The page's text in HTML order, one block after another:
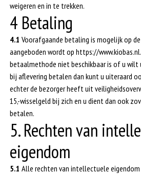
weigeren en in te trekken.
4 Betaling
4.1 Voorafgaande betaling is mogelijk op
aangeboden wordt op https://
betaalmethode niet beschikbaar is of u
bij aflevering betalen dan kunt u uiteraard
echter de bezorger heeft uit
15,-wisselgeld bij zich en u dient dan ook
betalen.
5. Rechten van
eigendom
5.1 Alle rechten van intellectuele